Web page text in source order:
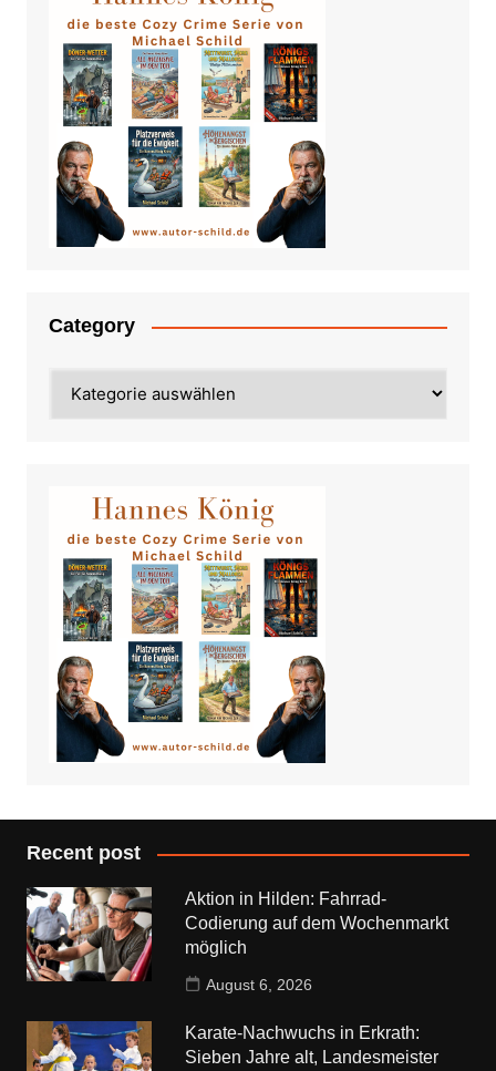
Category
Recent post
Aktion in Hilden: Fahrrad-
Codierung auf dem Wochenmarkt
möglich
August 6, 2026
Karate-Nachwuchs in Erkrath:
Sieben Jahre alt, Landesmeister